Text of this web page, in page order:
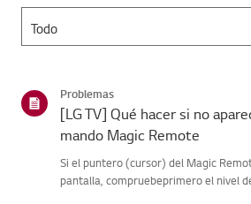
Problemas
[LG TV] Qué hacer si no
mando Magic Remote
Si el puntero (cursor) del Magic
pantalla, compruebeprimero el nivel